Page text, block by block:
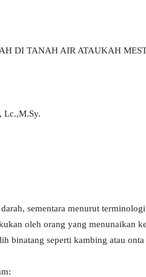
DI TANAH AIR ATAUKAH
Lc.,M.Sy.
sementara menurut
oleh orang yang menunaikan
binatang seperti kambing atau